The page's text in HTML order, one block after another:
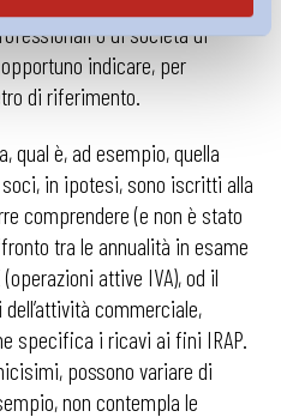
o di società di
indicare, per
di riferimento.
qual è, ad esempio, quella
in ipotesi, sono iscritti alla
comprendere (e non è stato
tra le annualità in esame
attive IVA), od il
commerciale,
specifica i ricavi ai fini IRAP.
possono variare di
non contempla le